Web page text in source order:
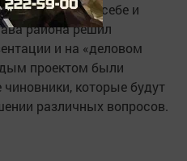
рассказали о себе и
района решил
и на «деловом
проектом были
которые будут
различных вопросов.